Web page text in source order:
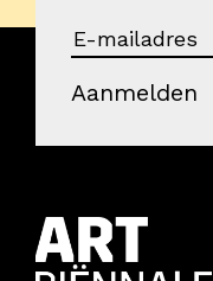
Fotoalbums
Partners
Aanmelden